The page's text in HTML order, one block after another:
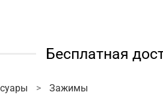
Бесплатная
Зажимы